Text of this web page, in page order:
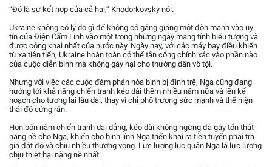
“Đó là sự kết hợp của cả hai,” Khodorkovsky nói.
Ukraine không có lý do gì để không cố gắng giáng một đòn mạnh vào uy
tín của Điện Cẩm Linh vào một trong những ngày mang tính biểu tượng và
được công khai nhất của nước này. Ngày nay, với các máy bay điều khiển
từ xa tiên tiến, Ukraine hoàn toàn có thể tấn công chính xác vào phần nào
của cuộc diễn binh mà không gây hại cho thường dân vô tội.
Nhưng với việc các cuộc đàm phán hòa bình bị đình trệ, Nga cũng đang
hướng tới khả năng chiến tranh kéo dài thêm nhiều năm nữa và lên kế
hoạch cho tương lai lâu dài, thay vì chỉ phô trương sức mạnh và thể hiện
thái độ cứng rắn.
Hơn bốn năm chiến tranh dai dẳng, kéo dài không ngừng đã gây tổn thất
nặng nề cho Nga, khiến cho binh lính Nga triển khai ra tiền tuyến phải trả
giá đắt đỏ và chịu nhiều thương vong. Lực lượng lục quân Nga là lực lượng
chịu thiệt hại nặng nề nhất.